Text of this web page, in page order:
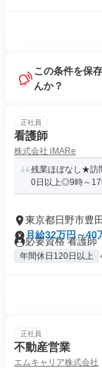
この条件を保
んか？
正社員
看護師
株式会社 iMARe
残業ほぼなし★訪
0日以上◎9時～17
東京都日野市豊田
月給32万円～40
必要資格 看護師
年間休日120日以上
正社員
不動産営業
エムキャリア株式会社